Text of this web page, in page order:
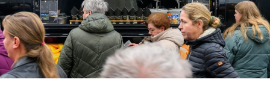
Unser Zeltverleih-Angebot:
Zel­te in ver­schie­de­nen Grö­ßen und
Ausführungen